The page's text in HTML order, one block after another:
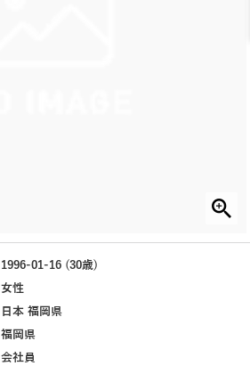
1996-01-16 (30歳)
女性
日本 福岡県
福岡県
会社員